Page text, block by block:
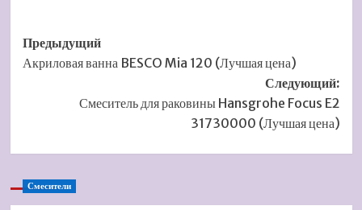
Навигация
записи
Предыдущий
Акриловая ванна BESCO Mia 120 (Лучшая цена)
Следующий:
Смеситель для раковины Hansgrohe Focus E2
31730000 (Лучшая цена)
Смесители